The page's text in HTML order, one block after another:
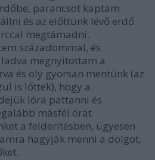
parancsot kaptam
és az előttünk lévő erdő
megtámadni.
századommal, és
megnyitottam a
és oly gyorsan mentünk (az
is lőttek), hogy a
lóra pattanni és
másfél órát
a felderítésben, ügyesen
hagyják menni a dolgot,